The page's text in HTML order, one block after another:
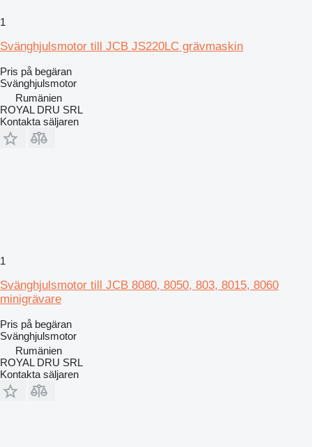
1
Svänghjulsmotor till JCB JS220LC grävmaskin
Pris på begäran
Svänghjulsmotor
Rumänien
ROYAL DRU SRL
Kontakta säljaren
1
Svänghjulsmotor till JCB 8080, 8050, 803, 8015, 8060
minigrävare
Pris på begäran
Svänghjulsmotor
Rumänien
ROYAL DRU SRL
Kontakta säljaren